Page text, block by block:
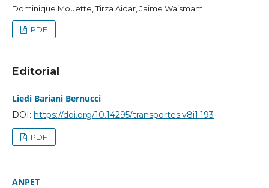
Dominique Mouette, Tirza Aidar, Jaime Waismam
PDF
Editorial
Liedi Bariani Bernucci
DOI: https://doi.org/10.14295/transportes.v8i1.193
PDF
ANPET